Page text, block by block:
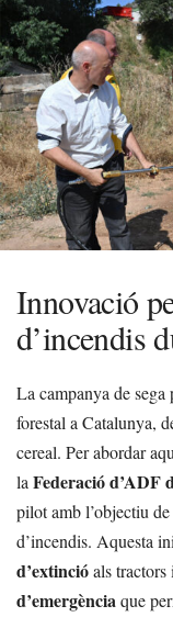
Innovació
d’incendis
La campanya de sega
forestal a Catalunya,
cereal. Per abordar
la Federació d’ADF
pilot amb l’objectiu
d’incendis. Aquesta
d’extincióals
d’emergènciaque